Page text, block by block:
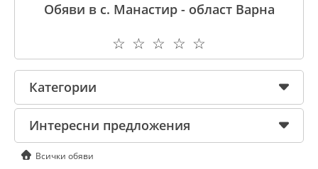
Обяви в с. Манастир - област Варна
☆
☆
☆
☆
☆
Категории
Интересни предложения
Всички обяви